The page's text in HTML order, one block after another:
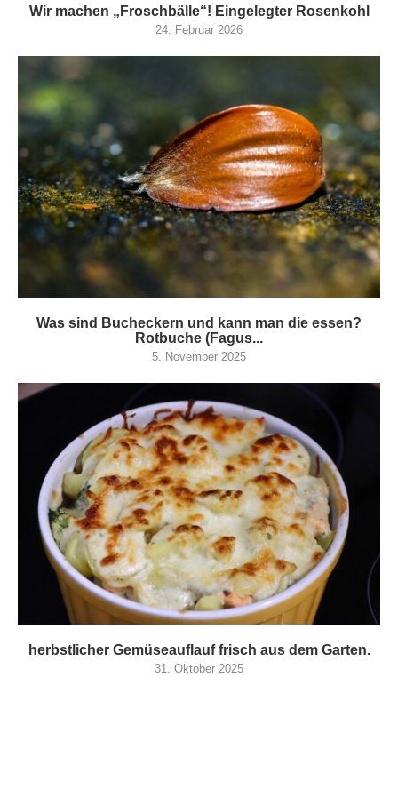
Wir machen „Froschbälle“! Eingelegter Rosenkohl
24. Februar 2026
Was sind Bucheckern und kann man die essen?
Rotbuche (Fagus...
5. November 2025
herbstlicher Gemüseauflauf frisch aus dem Garten.
31. Oktober 2025